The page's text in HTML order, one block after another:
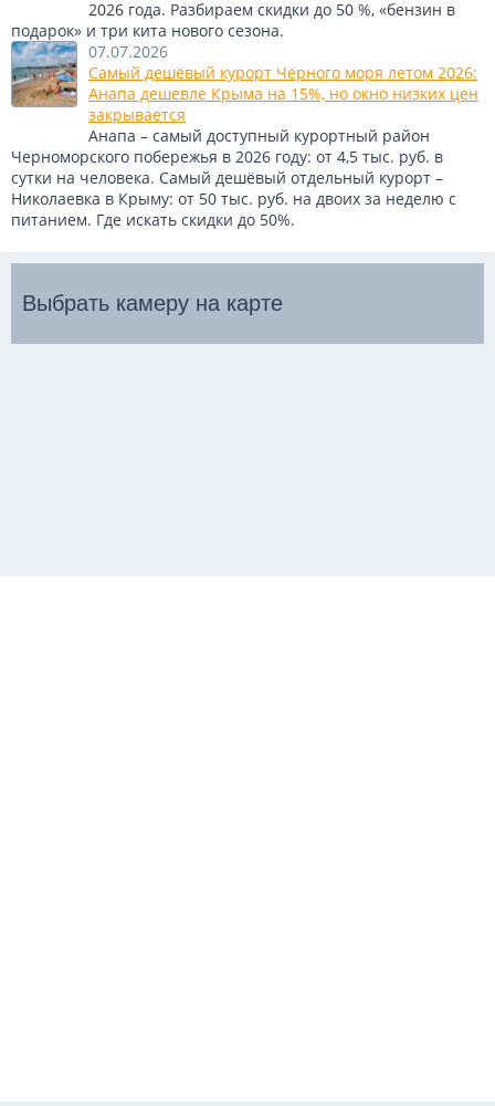
2026 года. Разбираем скидки до 50 %, «бензин в
подарок» и три кита нового сезона.
07.07.2026
Самый дешёвый курорт Чёрного моря летом 2026:
Анапа дешевле Крыма на 15%, но окно низких цен
закрывается
Анапа – самый доступный курортный район
Черноморского побережья в 2026 году: от 4,5 тыс. руб. в
сутки на человека. Самый дешёвый отдельный курорт –
Николаевка в Крыму: от 50 тыс. руб. на двоих за неделю с
питанием. Где искать скидки до 50%.
Выбрать камеру на карте